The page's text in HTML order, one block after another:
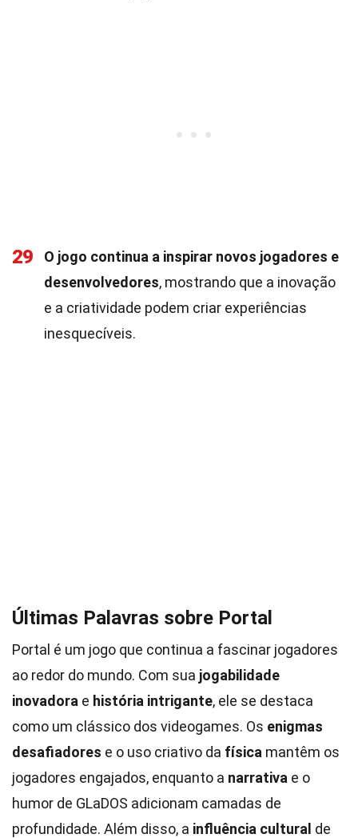
29
O jogo continua a inspirar novos jogadores e
desenvolvedores, mostrando que a inovação
e a criatividade podem criar experiências
inesquecíveis.
Últimas Palavras sobre Portal
Portal é um jogo que continua a fascinar jogadores
ao redor do mundo. Com sua jogabilidade
inovadora e história intrigante, ele se destaca
como um clássico dos videogames. Os enigmas
desafiadores e o uso criativo da física mantêm os
jogadores engajados, enquanto a narrativa e o
humor de GLaDOS adicionam camadas de
profundidade. Além disso, a influência cultural de